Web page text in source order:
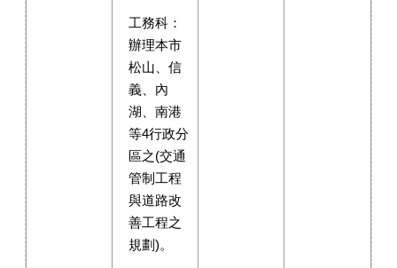
工務科：
辦理本市
松山、信
義、內
湖、南港
等4行政分
區之(交通
管制工程
與道路改
善工程之
規劃)。